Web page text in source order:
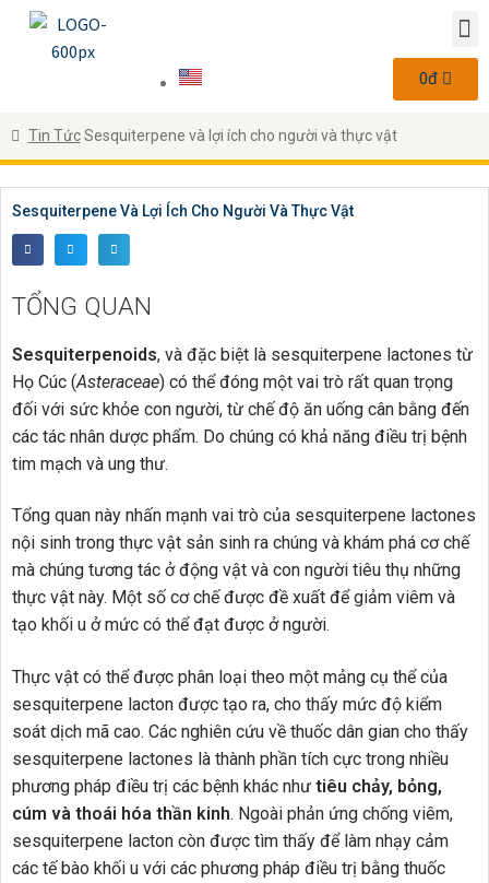
0đ
Tin Tức Sesquiterpene và lợi ích cho người và thực vật
Sesquiterpene Và Lợi Ích Cho Người Và Thực Vật
TỔNG QUAN
Sesquiterpenoids, và đặc biệt là sesquiterpene lactones từ
Họ Cúc (Asteraceae) có thể đóng một vai trò rất quan trọng
đối với sức khỏe con người, từ chế độ ăn uống cân bằng đến
các tác nhân dược phẩm. Do chúng có khả năng điều trị bệnh
tim mạch và ung thư.
Tổng quan này nhấn mạnh vai trò của sesquiterpene lactones
nội sinh trong thực vật sản sinh ra chúng và khám phá cơ chế
mà chúng tương tác ở động vật và con người tiêu thụ những
thực vật này. Một số cơ chế được đề xuất để giảm viêm và
tạo khối u ở mức có thể đạt được ở người.
Thực vật có thể được phân loại theo một mảng cụ thể của
sesquiterpene lacton được tạo ra, cho thấy mức độ kiểm
soát dịch mã cao. Các nghiên cứu về thuốc dân gian cho thấy
sesquiterpene lactones là thành phần tích cực trong nhiều
phương pháp điều trị các bệnh khác như tiêu chảy, bỏng,
cúm và thoái hóa thần kinh. Ngoài phản ứng chống viêm,
sesquiterpene lacton còn được tìm thấy để làm nhạy cảm
các tế bào khối u với các phương pháp điều trị bằng thuốc